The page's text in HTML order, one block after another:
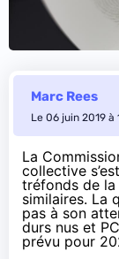
Marc Rees
Le 06 juin 2019 à
La
collective
tréfonds de la
similaires. La
pas à son
durs nus et
prévu pour